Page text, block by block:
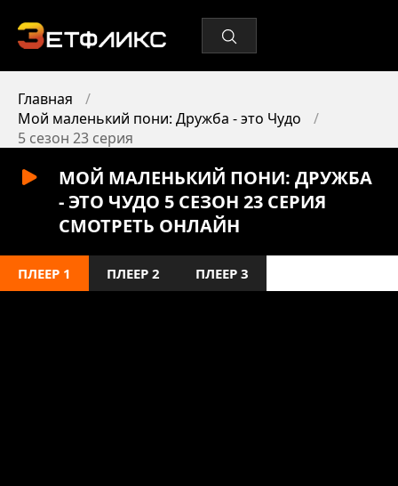
Главная
Мой маленький пони: Дружба - это Чудо
5 сезон 23 серия
МОЙ МАЛЕНЬКИЙ ПОНИ: ДРУЖБА
- ЭТО ЧУДО 5 СЕЗОН 23 СЕРИЯ
СМОТРЕТЬ ОНЛАЙН
ПЛЕЕР 1 ПЛЕЕР 2 ПЛЕЕР 3